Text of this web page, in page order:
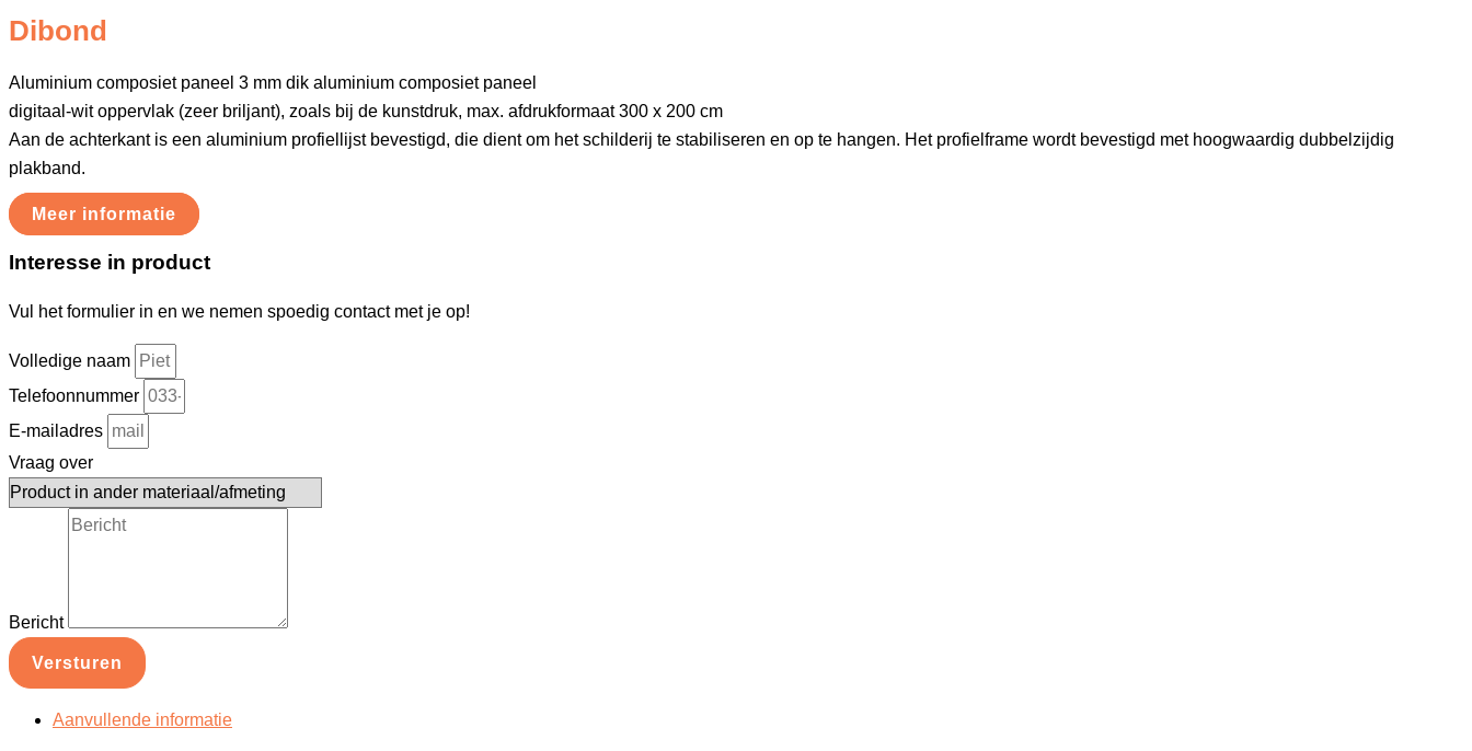
Dibond
Aluminium composiet paneel 3 mm dik aluminium composiet paneel
digitaal-wit oppervlak (zeer briljant), zoals bij de kunstdruk, max. afdrukformaat 300 x 200 cm
Aan de achterkant is een aluminium profiellijst bevestigd, die dient om het schilderij te stabiliseren en op te hangen. Het profielframe wordt bevestigd met hoogwaardig dubbelzijdig
plakband.
Meer informatie
Interesse in product
Vul het formulier in en we nemen spoedig contact met je op!
Volledige naam
Telefoonnummer
E-mailadres
Vraag over
Bericht
Versturen
Aanvullende informatie